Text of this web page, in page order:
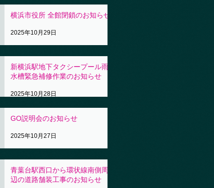
横浜市役所 全館閉鎖のお知らせ
2025年10月29日
新横浜駅地下タクシープール雨
水槽緊急補修作業のお知らせ
2025年10月28日
GO説明会のお知らせ
2025年10月27日
青葉台駅西口から環状線南側周
辺の道路舗装工事のお知らせ